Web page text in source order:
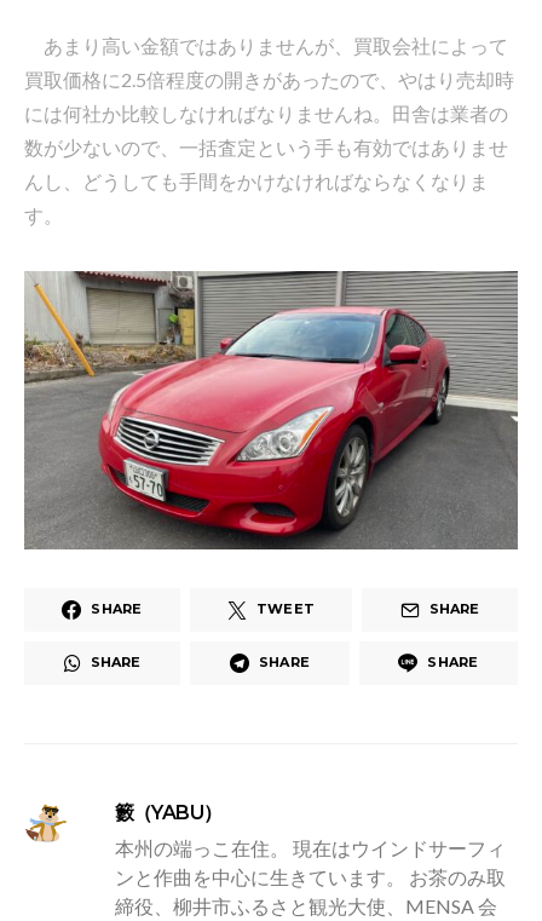
あまり高い金額ではありませんが、買取会社によって
買取価格に2.5倍程度の開きがあったので、やはり売却時
には何社か比較しなければなりませんね。田舎は業者の
数が少ないので、一括査定という手も有効ではありませ
んし、どうしても手間をかけなければならなくなりま
す。
SHARE TWEET SHARE
SHARE SHARE SHARE
籔（YABU）
本州の端っこ在住。 現在はウインドサーフィ
ンと作曲を中心に生きています。 お茶のみ取
締役、柳井市ふるさと観光大使、MENSA 会